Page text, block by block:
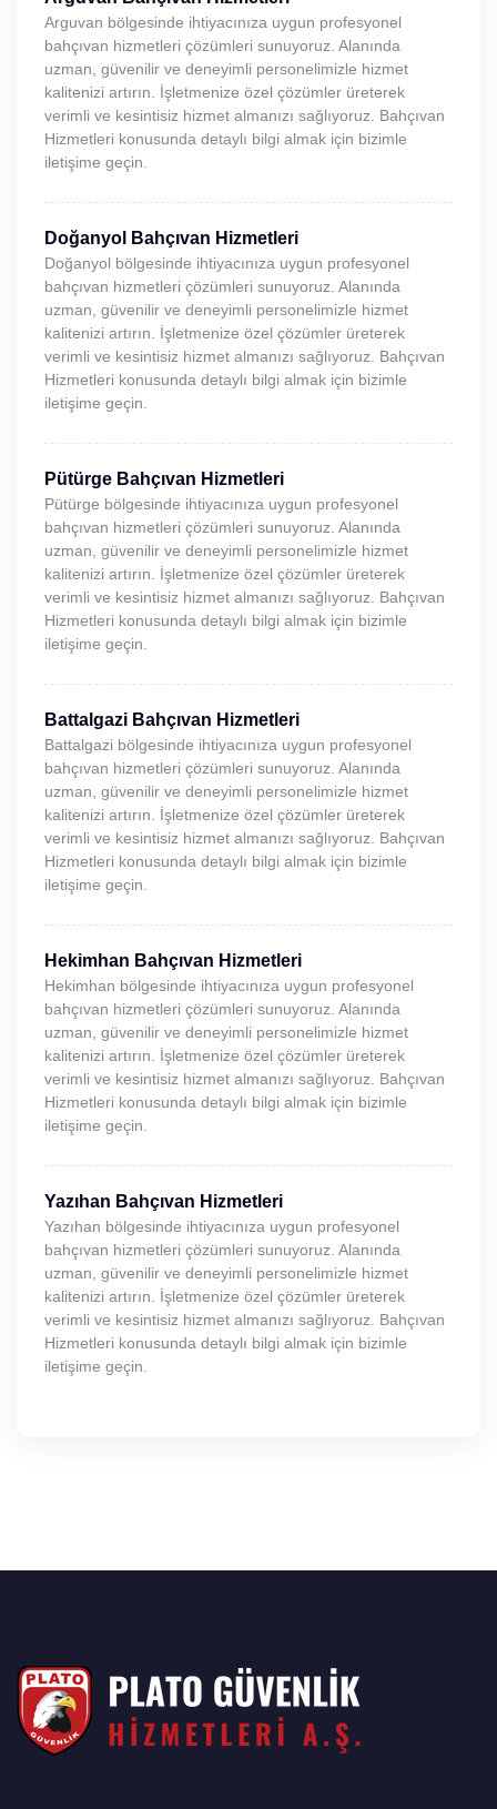
Arguvan bölgesinde ihtiyacınıza uygun profesyonel
bahçıvan hizmetleri çözümleri sunuyoruz. Alanında
uzman, güvenilir ve deneyimli personelimizle hizmet
kalitenizi artırın. İşletmenize özel çözümler üreterek
verimli ve kesintisiz hizmet almanızı sağlıyoruz. Bahçıvan
Hizmetleri konusunda detaylı bilgi almak için bizimle
iletişime geçin.
Doğanyol Bahçıvan Hizmetleri
Doğanyol bölgesinde ihtiyacınıza uygun profesyonel
bahçıvan hizmetleri çözümleri sunuyoruz. Alanında
uzman, güvenilir ve deneyimli personelimizle hizmet
kalitenizi artırın. İşletmenize özel çözümler üreterek
verimli ve kesintisiz hizmet almanızı sağlıyoruz. Bahçıvan
Hizmetleri konusunda detaylı bilgi almak için bizimle
iletişime geçin.
Pütürge Bahçıvan Hizmetleri
Pütürge bölgesinde ihtiyacınıza uygun profesyonel
bahçıvan hizmetleri çözümleri sunuyoruz. Alanında
uzman, güvenilir ve deneyimli personelimizle hizmet
kalitenizi artırın. İşletmenize özel çözümler üreterek
verimli ve kesintisiz hizmet almanızı sağlıyoruz. Bahçıvan
Hizmetleri konusunda detaylı bilgi almak için bizimle
iletişime geçin.
Battalgazi Bahçıvan Hizmetleri
Battalgazi bölgesinde ihtiyacınıza uygun profesyonel
bahçıvan hizmetleri çözümleri sunuyoruz. Alanında
uzman, güvenilir ve deneyimli personelimizle hizmet
kalitenizi artırın. İşletmenize özel çözümler üreterek
verimli ve kesintisiz hizmet almanızı sağlıyoruz. Bahçıvan
Hizmetleri konusunda detaylı bilgi almak için bizimle
iletişime geçin.
Hekimhan Bahçıvan Hizmetleri
Hekimhan bölgesinde ihtiyacınıza uygun profesyonel
bahçıvan hizmetleri çözümleri sunuyoruz. Alanında
uzman, güvenilir ve deneyimli personelimizle hizmet
kalitenizi artırın. İşletmenize özel çözümler üreterek
verimli ve kesintisiz hizmet almanızı sağlıyoruz. Bahçıvan
Hizmetleri konusunda detaylı bilgi almak için bizimle
iletişime geçin.
Yazıhan Bahçıvan Hizmetleri
Yazıhan bölgesinde ihtiyacınıza uygun profesyonel
bahçıvan hizmetleri çözümleri sunuyoruz. Alanında
uzman, güvenilir ve deneyimli personelimizle hizmet
kalitenizi artırın. İşletmenize özel çözümler üreterek
verimli ve kesintisiz hizmet almanızı sağlıyoruz. Bahçıvan
Hizmetleri konusunda detaylı bilgi almak için bizimle
iletişime geçin.